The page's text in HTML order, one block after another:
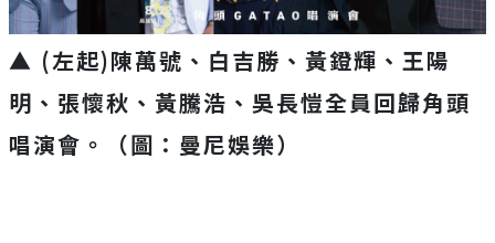
▲ (左起)陳萬號、白吉勝、黃鐙輝、王陽
明、張懷秋、黃騰浩、吳長愷全員回歸角頭
唱演會。（圖：曼尼娛樂）